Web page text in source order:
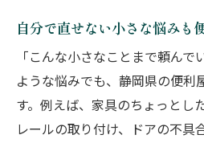
自分で直せない小さな悩みも
「こんな小さなことまで頼ん
ような悩みでも、静岡県の便利
す。例えば、家具のちょっとし
レールの取り付け、ドアの不具